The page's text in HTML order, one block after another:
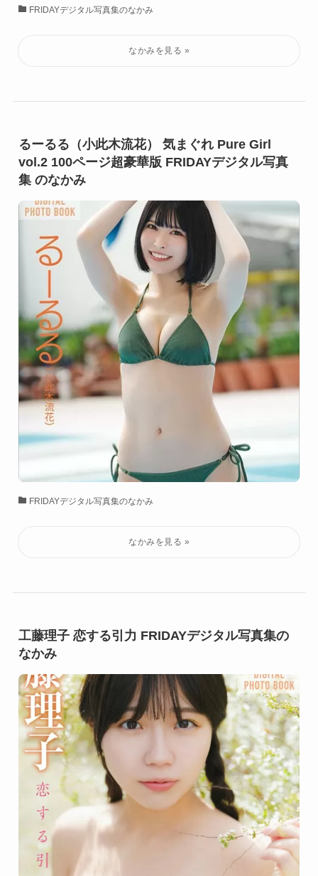
FRIDAYデジタル写真集のなかみ
るーるる（小此木流花） 気まぐれ Pure Girl
vol.2 100ページ超豪華版 FRIDAYデジタル写真
集 のなかみ
FRIDAYデジタル写真集のなかみ
工藤理子 恋する引力 FRIDAYデジタル写真集の
なかみ